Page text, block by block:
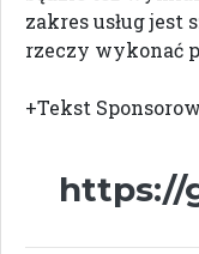
zakres usług jest
rzeczy wykonać
+Tekst
https://